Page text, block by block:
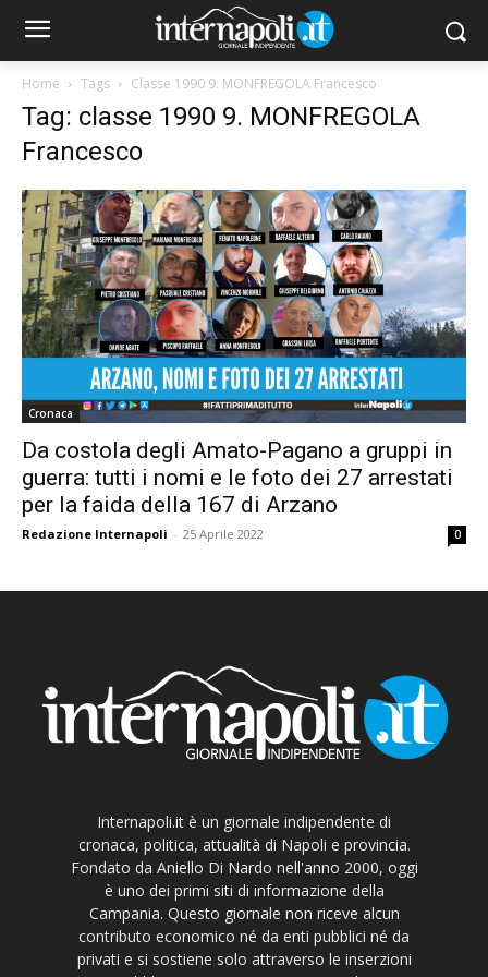
Home Tags Classe 1990 9. MONFREGOLA Francesco
Tag: classe 1990 9. MONFREGOLA
Francesco
Cronaca
Da costola degli Amato-Pagano a gruppi in
guerra: tutti i nomi e le foto dei 27 arrestati
per la faida della 167 di Arzano
Redazione Internapoli - 25 Aprile 2022 0
Internapoli.it è un giornale indipendente di
cronaca, politica, attualità di Napoli e provincia.
Fondato da Aniello Di Nardo nell'anno 2000, oggi
è uno dei primi siti di informazione della
Campania. Questo giornale non riceve alcun
contributo economico né da enti pubblici né da
privati e si sostiene solo attraverso le inserzioni